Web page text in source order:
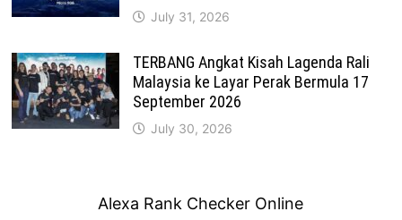
July 31, 2026
TERBANG Angkat Kisah Lagenda Rali
Malaysia ke Layar Perak Bermula 17
September 2026
July 30, 2026
Alexa Rank Checker Online